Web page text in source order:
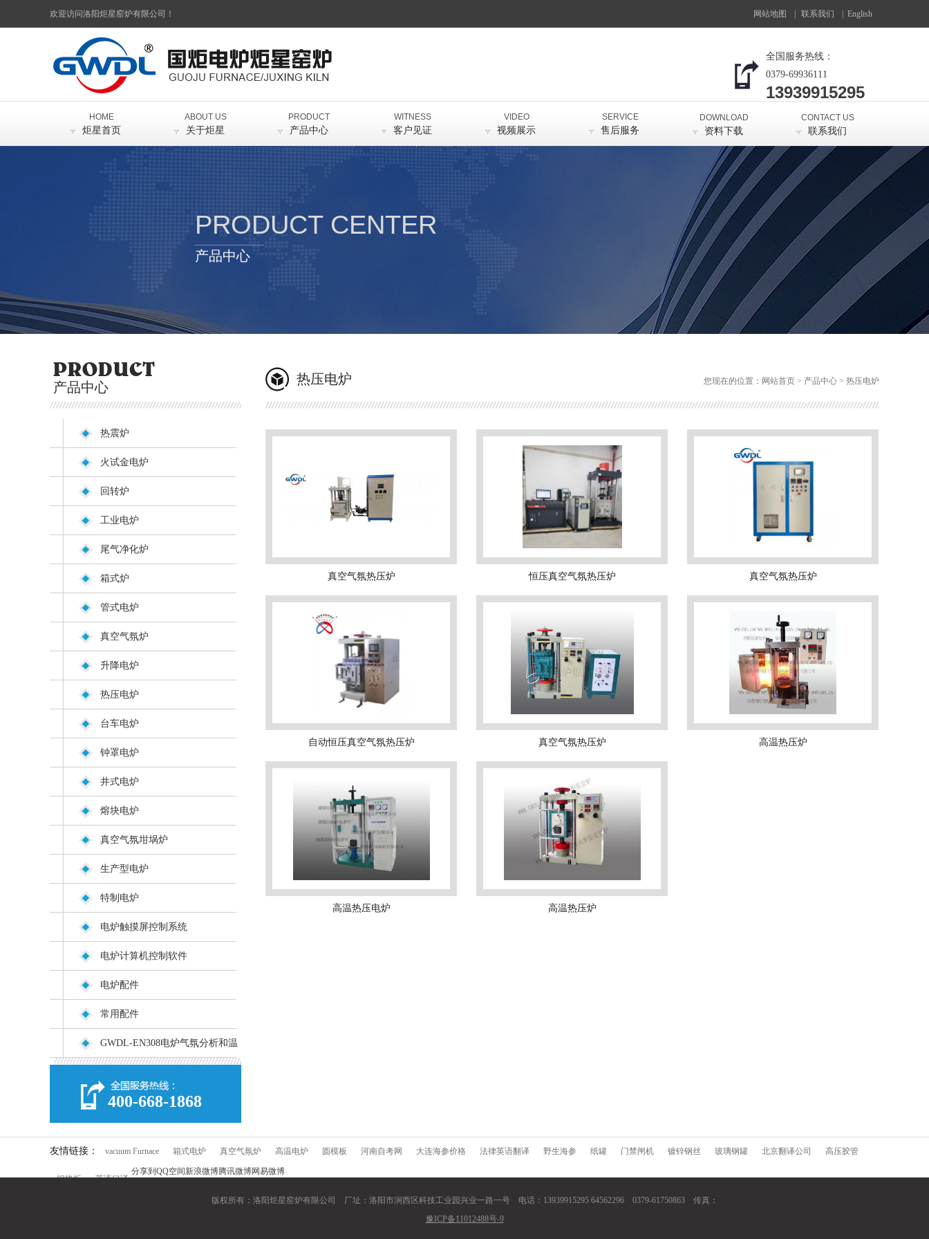
欢迎访问洛阳炬星窑炉有限公司！ 网站地图 联系我们 English
全国服务热线：
0379-69936111
13939915295
HOME
炬星首页
ABOUT US
关于炬星
PRODUCT
产品中心
WITNESS
客户见证
VIDEO
视频展示
SERVICE
售后服务
DOWNLOAD
资料下载
CONTACT US
联系我们
PRODUCT CENTER
产品中心
产品中心
热震炉
火试金电炉
回转炉
工业电炉
尾气净化炉
箱式炉
管式电炉
真空气氛炉
升降电炉
热压电炉
台车电炉
钟罩电炉
井式电炉
熔块电炉
真空气氛坩埚炉
生产型电炉
特制电炉
电炉触摸屏控制系统
电炉计算机控制软件
电炉配件
常用配件
GWDL-EN308电炉气氛分析和温
400-668-1868
热压电炉 您现在的位置： 网站首页 > 产品中心 > 热压电炉
真空气氛热压炉 恒压真空气氛热压炉 真空气氛热压炉
自动恒压真空气氛热压炉 真空气氛热压炉 高温热压炉
高温热压电炉 高温热压炉
友情链接： vacuum Furnace 箱式电炉 真空气氛炉 高温电炉 圆模板 河南自考网 大连海参价格 法律英语翻译 野生海参 纸罐 门禁闸机 镀锌钢丝 玻璃钢罐 北京翻译公司 高压胶管
钢格板 英语口译
分享到 QQ空间 新浪微博腾讯微博网易微博
版权所有：洛阳炬星窑炉有限公司 厂址：洛阳市涧西区科技工业园兴业一路一号 电话：13939915295 64562296 0379-61750863 传真：
豫ICP备11012488号-9